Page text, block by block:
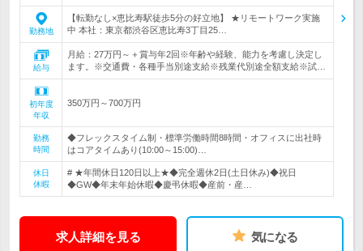
勤務地
【転勤なし×恵比寿駅徒歩5分の好立地】 ★リモートワーク実施
中 本社：東京都渋谷区恵比寿3丁目25…
給与
月給：27万円～＋賞与年2回※年齢や経験、能力を考慮し決定し
ます。※交通費・各種手当別途支給※残業代別途全額支給※試…
初年度
年収
350万円～700万円
勤務
時間
◆フレックスタイム制・標準労働時間8時間・オフィスに出社時
はコアタイムあり(10:00～15:00)…
休日
休暇
# ★年間休日120日以上★◆完全週休2日(土日休み)◆祝日
◆GW◆年末年始休暇◆慶弔休暇◆産前・産…
求人詳細を見る 気になる